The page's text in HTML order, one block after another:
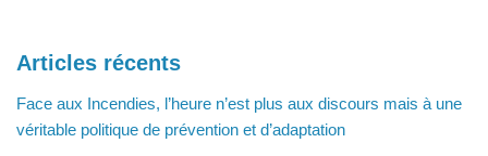
Articles récents
Face aux Incendies, l’heure n’est plus aux discours mais à une
véritable politique de prévention et d’adaptation